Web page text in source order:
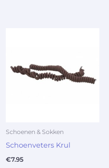
Schoenen & Sokken
Schoenveters Krul
€7.95